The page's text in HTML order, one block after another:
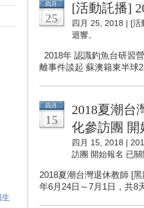
四月
25
[活動託播]
四月 25, 2018 | [活
迴響。
2018年 認識釣魚台研習
離事件談起 蘇澳籍東半球
四月
15
2018夏潮台
化參訪團 開
四月 15, 2018 |
訪團 開始報名 已
2018夏潮台灣退休教師 [
年6月24日～7月1日，共8